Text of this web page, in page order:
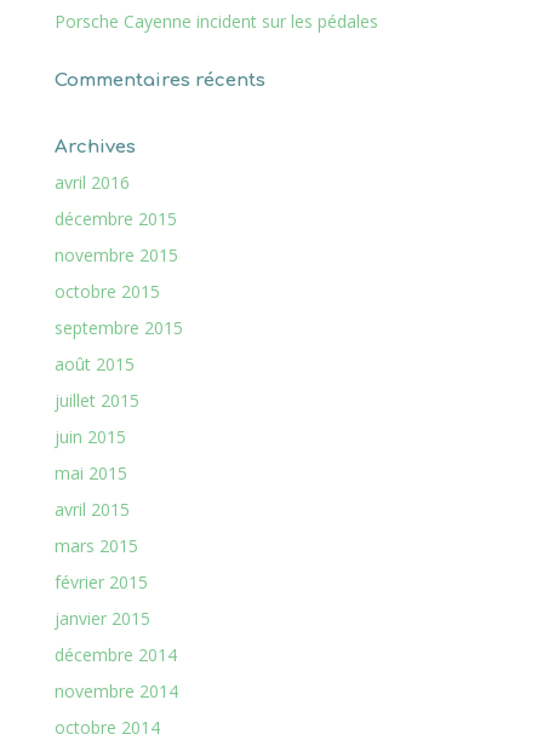
Porsche Cayenne incident sur les pédales
Commentaires récents
Archives
avril 2016
décembre 2015
novembre 2015
octobre 2015
septembre 2015
août 2015
juillet 2015
juin 2015
mai 2015
avril 2015
mars 2015
février 2015
janvier 2015
décembre 2014
novembre 2014
octobre 2014